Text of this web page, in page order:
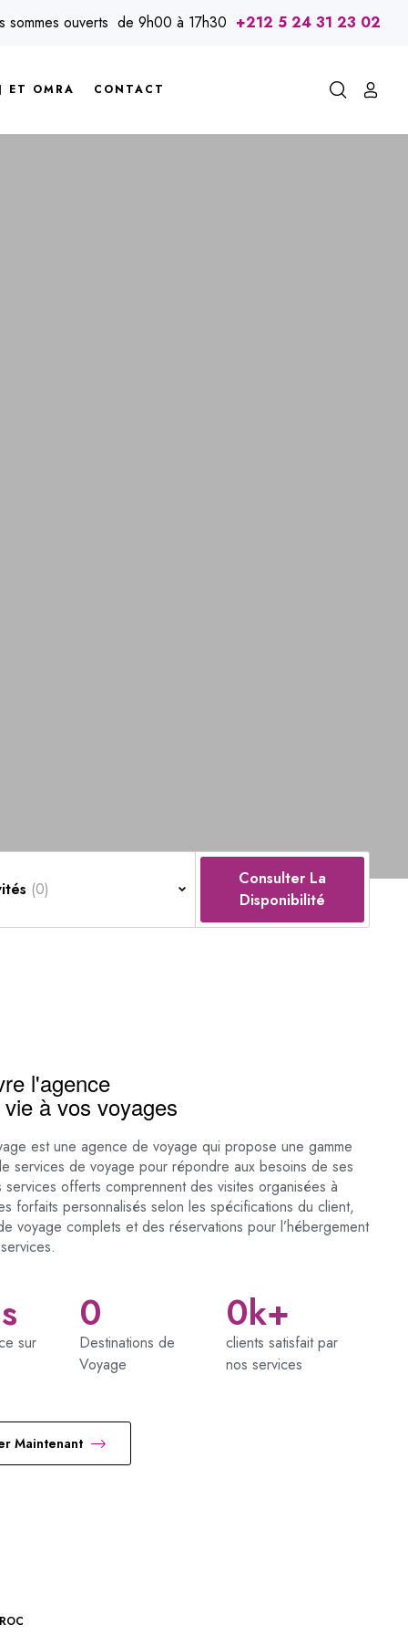
sommes ouverts de 9h00 à 17h30 +212 5 24 31 23 02
ET OMRA CONTACT
(0)
Consulter La
Disponibilité
l'agence
à vos voyages
est une agence de voyage qui propose une gamme
services de voyage pour répondre aux besoins de ses
services offerts comprennent des visites organisées à
forfaits personnalisés selon les spécifications du client,
voyage complets et des réservations pour l’hébergement
sur
0
Destinations de
Voyage
0k+
clients satisfait par
nos services
Maintenant